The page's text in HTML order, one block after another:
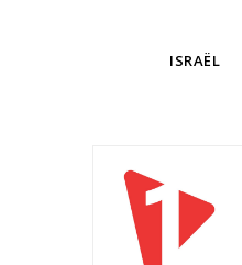
ISRAËL